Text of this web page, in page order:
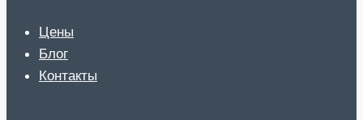
Цены
Блог
Контакты